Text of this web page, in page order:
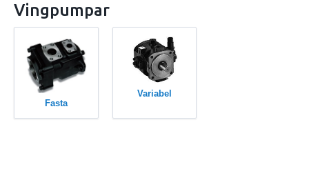
Vingpumpar
Fasta
Variabel